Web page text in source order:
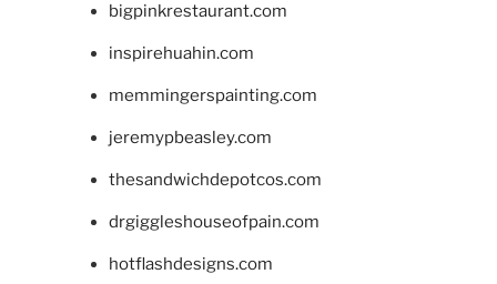
bigpinkrestaurant.com
inspirehuahin.com
memmingerspainting.com
jeremypbeasley.com
thesandwichdepotcos.com
drgiggleshouseofpain.com
hotflashdesigns.com